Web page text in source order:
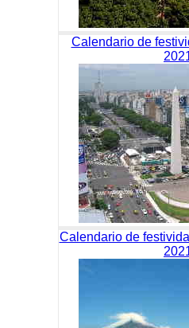
Calendario de
Calendario de